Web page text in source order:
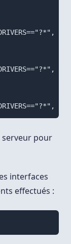
pour
interfaces
effectués :